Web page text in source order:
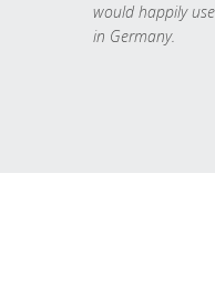
would happily
in Germany.